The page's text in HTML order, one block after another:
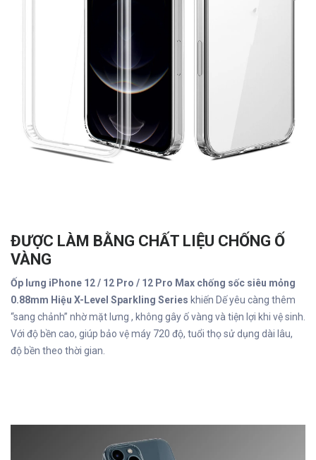
ĐƯỢC LÀM BẰNG CHẤT LIỆU CHỐNG Ố
VÀNG
Ốp lưng iPhone 12 / 12 Pro / 12 Pro Max chống sốc siêu mỏng
0.88mm Hiệu X-Level Sparkling Series khiến Dế yêu càng thêm
“sang chảnh” nhờ mặt lưng , không gây ố vàng và tiện lợi khi vệ sinh.
Với độ bền cao, giúp bảo vệ máy 720 độ, tuổi thọ sử dụng dài lâu,
độ bền theo thời gian.